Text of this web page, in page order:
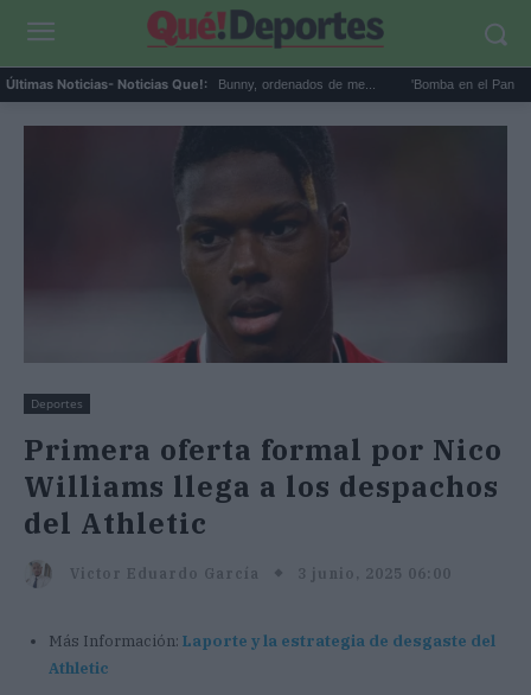
Últimas Noticias- Noticias Que!:
7 mejores discos de Bad Bunny, ordenados de me... 'Bomba en el Pan Am 103':
Deportes
Primera oferta formal por Nico
Williams llega a los despachos
del Athletic
Victor Eduardo García 3 junio, 2025 06:00
Más Información: Laporte y la estrategia de desgaste del
Athletic